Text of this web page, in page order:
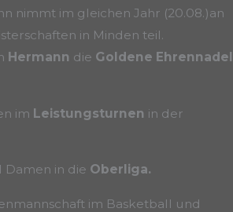
nimmt im gleichen Jahr (20.08.)an
in Minden teil.
Hermann die Goldene Ehrennadel
im Leistungsturnen in der
Damen in die Oberliga.
im Basketball und